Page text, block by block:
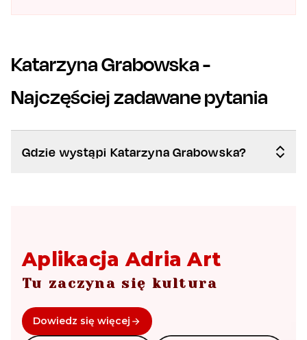
Katarzyna Grabowska-
Najczęściej zadawane pytania
Gdzie wystąpi Katarzyna Grabowska?
Aplikacja Adria Art
Tu zaczyna się kultura
Dowiedz się więcej